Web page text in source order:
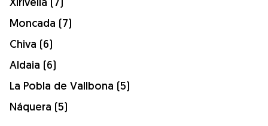
Moncada (7)
Chiva (6)
Aldaia (6)
La Pobla de Vallbona (5)
Náquera (5)